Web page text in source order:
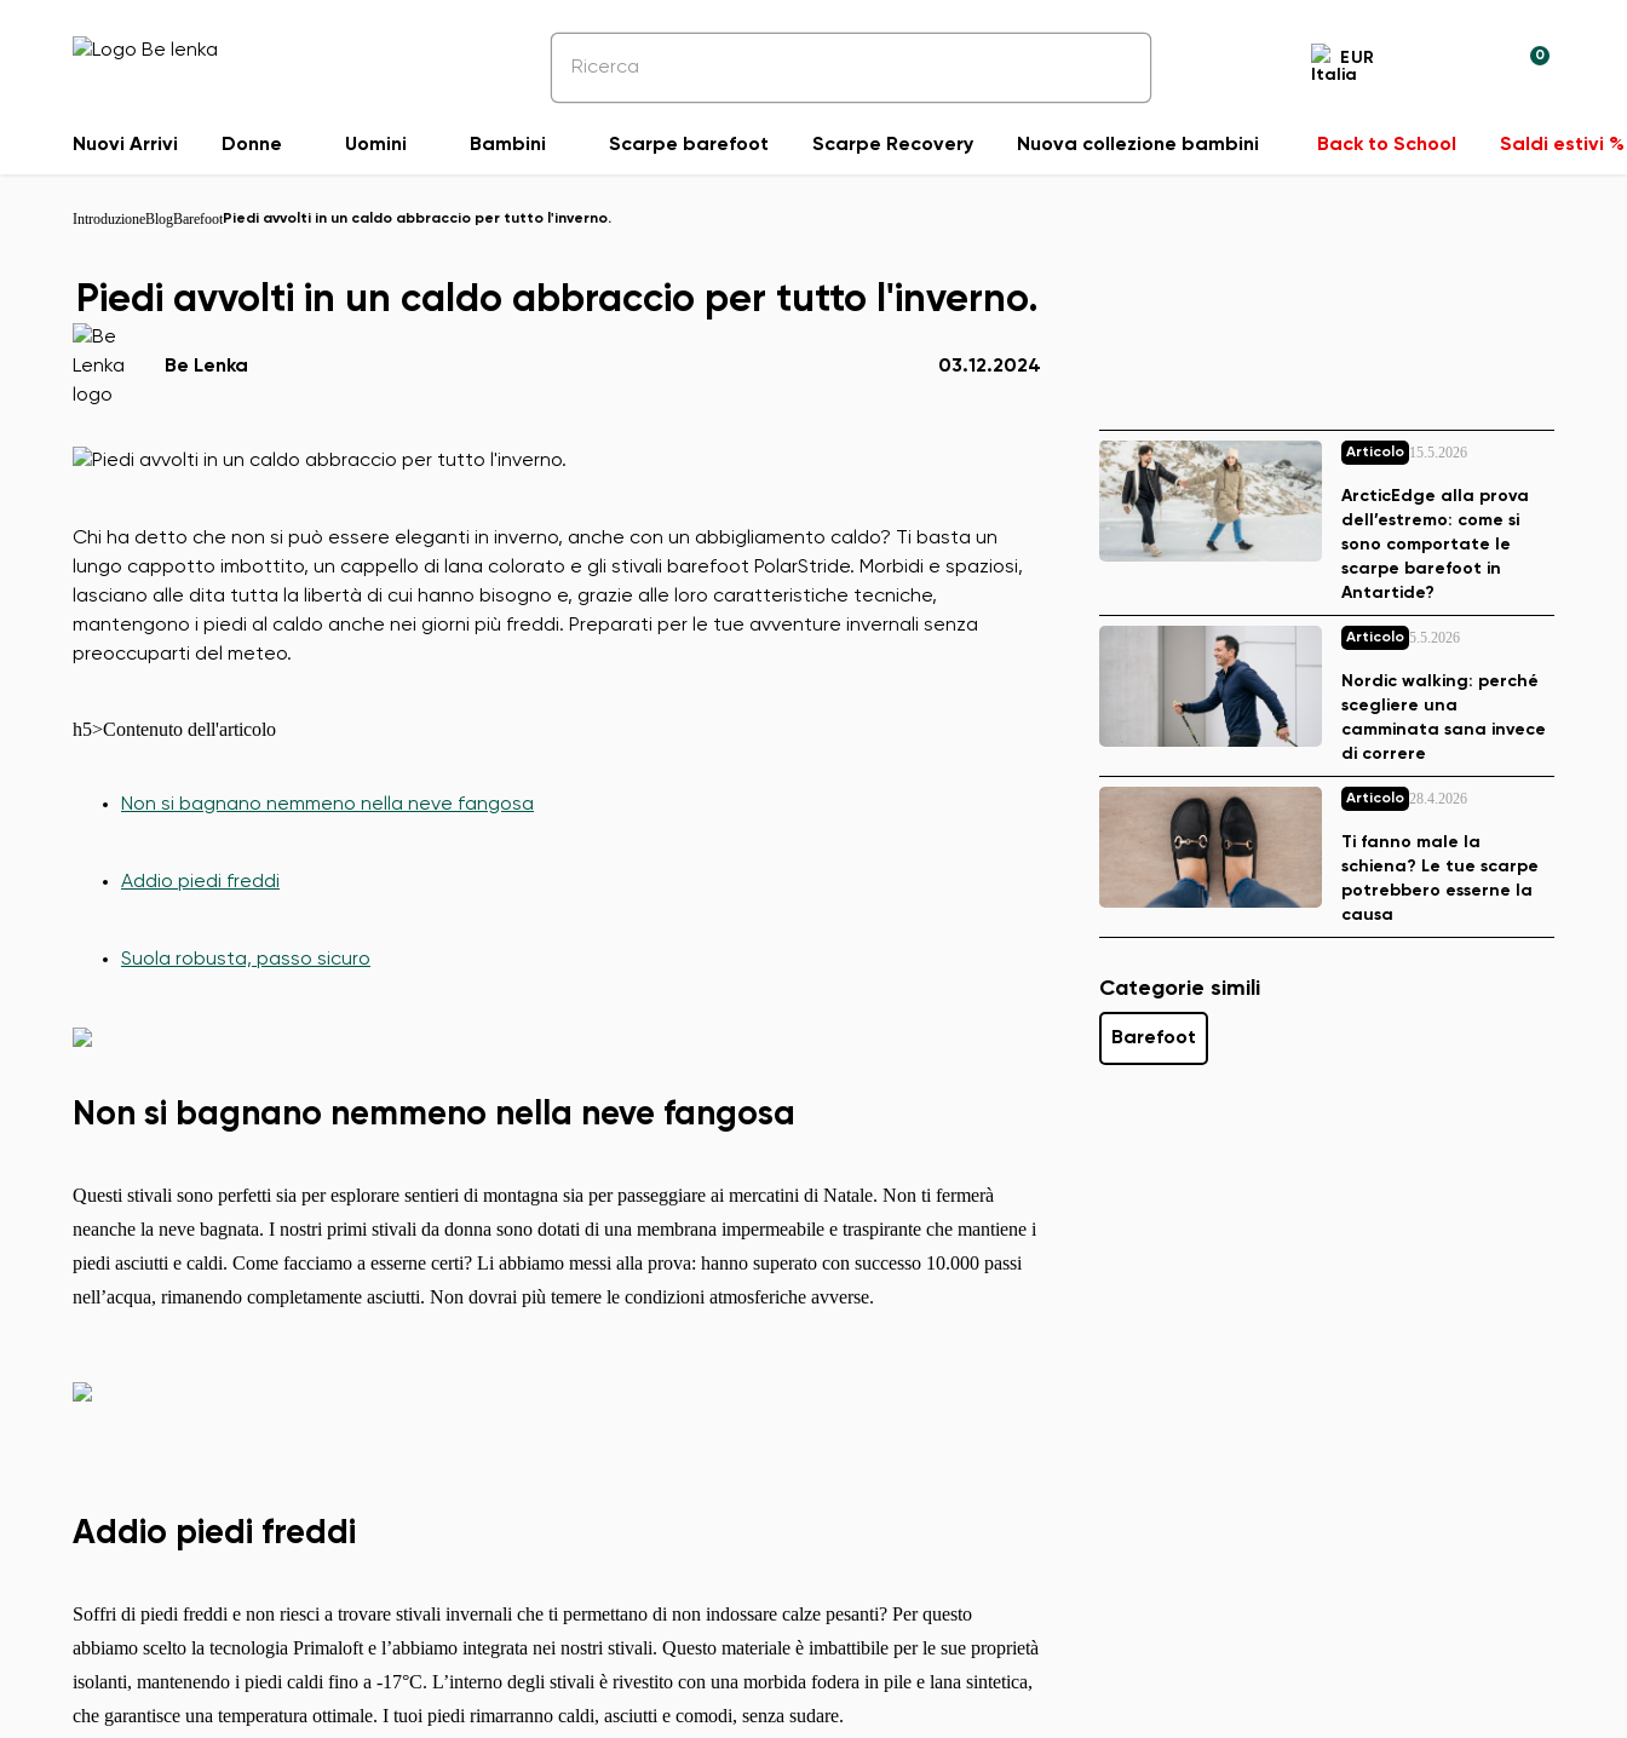
EUR 0
Nuovi Arrivi Donne Uomini Bambini Scarpe barefoot Scarpe Recovery Nuova collezione bambini Back to School Saldi estivi %
IntroduzioneBlogBarefootPiedi avvolti in un caldo abbraccio per tutto l'inverno.
Piedi avvolti in un caldo abbraccio per tutto l'inverno.
Be Lenka 03.12.2024
Chi ha detto che non si può essere eleganti in inverno, anche con un abbigliamento caldo? Ti basta un
lungo cappotto imbottito, un cappello di lana colorato e gli stivali barefoot PolarStride. Morbidi e spaziosi,
lasciano alle dita tutta la libertà di cui hanno bisogno e, grazie alle loro caratteristiche tecniche,
mantengono i piedi al caldo anche nei giorni più freddi. Preparati per le tue avventure invernali senza
preoccuparti del meteo.
h5>Contenuto dell'articolo
Non si bagnano nemmeno nella neve fangosa
Addio piedi freddi
Suola robusta, passo sicuro
Non si bagnano nemmeno nella neve fangosa
Questi stivali sono perfetti sia per esplorare sentieri di montagna sia per passeggiare ai mercatini di Natale. Non ti fermerà
neanche la neve bagnata. I nostri primi stivali da donna sono dotati di una membrana impermeabile e traspirante che mantiene i
piedi asciutti e caldi. Come facciamo a esserne certi? Li abbiamo messi alla prova: hanno superato con successo 10.000 passi
nell’acqua, rimanendo completamente asciutti. Non dovrai più temere le condizioni atmosferiche avverse.
Addio piedi freddi
Soffri di piedi freddi e non riesci a trovare stivali invernali che ti permettano di non indossare calze pesanti? Per questo
abbiamo scelto la tecnologia Primaloft e l’abbiamo integrata nei nostri stivali. Questo materiale è imbattibile per le sue proprietà
isolanti, mantenendo i piedi caldi fino a -17°C. L’interno degli stivali è rivestito con una morbida fodera in pile e lana sintetica,
che garantisce una temperatura ottimale. I tuoi piedi rimarranno caldi, asciutti e comodi, senza sudare.
Articolo 15.5.2026
ArcticEdge alla prova
dell’estremo: come si
sono comportate le
scarpe barefoot in
Antartide?
Articolo 5.5.2026
Nordic walking: perché
scegliere una
camminata sana invece
di correre
Articolo 28.4.2026
Ti fanno male la
schiena? Le tue scarpe
potrebbero esserne la
causa
Categorie simili
Barefoot